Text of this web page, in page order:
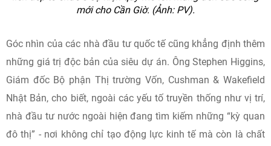
mới cho Cần Giờ. (Ảnh: PV).
Góc nhìn của các nhà đầu tư quốc tế cũng khẳng định thêm
những giá trị độc bản của siêu dự án. Ông Stephen Higgins,
Giám đốc Bộ phận Thị trường Vốn, Cushman & Wakefield
Nhật Bản, cho biết, ngoài các yếu tố truyền thống như vị trí,
nhà đầu tư nước ngoài hiện đang tìm kiếm những “kỳ quan
đô thị” - nơi không chỉ tạo động lực kinh tế mà còn là chất